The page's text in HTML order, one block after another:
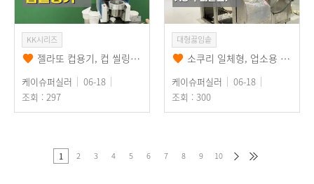
KK시리즈
젤라또 컵용기, 컵 씰링하는 국산 컵실링기, 컵 씰링기 이렇게 사용하세요 (오로시젤라또)
케이슈퍼실러
06-18
조회 : 297
대형끓임솥
소쿠리 일체형, 업소용 튀김솥, 튀김기 수리완료!~
케이슈퍼실러
06-18
조회 : 300
1 2 3 4 5 6 7 8 9 10